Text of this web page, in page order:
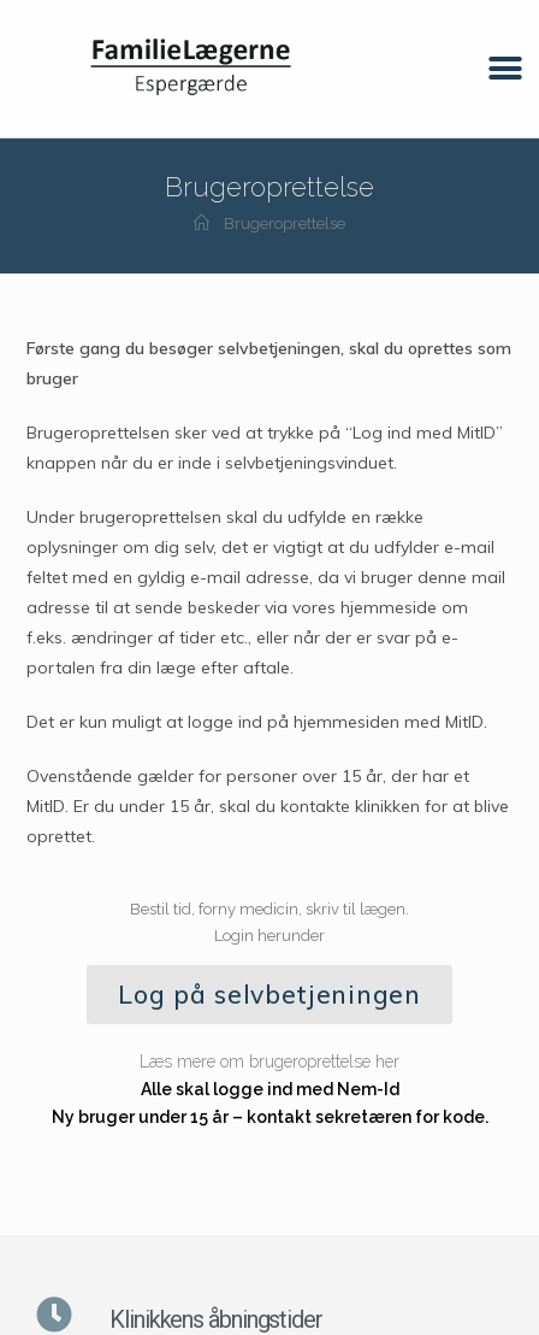
Brugeroprettelse
Brugeroprettelse
Første gang du besøger selvbetjeningen, skal du oprettes som
bruger
Brugeroprettelsen sker ved at trykke på “Log ind med MitID”
knappen når du er inde i selvbetjeningsvinduet.
Under brugeroprettelsen skal du udfylde en række
oplysninger om dig selv, det er vigtigt at du udfylder e-mail
feltet med en gyldig e-mail adresse, da vi bruger denne mail
adresse til at sende beskeder via vores hjemmeside om
f.eks. ændringer af tider etc., eller når der er svar på e-
portalen fra din læge efter aftale.
Det er kun muligt at logge ind på hjemmesiden med MitID.
Ovenstående gælder for personer over 15 år, der har et
MitID. Er du under 15 år, skal du kontakte klinikken for at blive
oprettet.
Bestil tid, forny medicin, skriv til lægen.
Login herunder
Log på selvbetjeningen
Læs mere om brugeroprettelse her
Alle skal logge ind med Nem-Id
Ny bruger under 15 år – kontakt sekretæren for kode.
Klinikkens åbningstider